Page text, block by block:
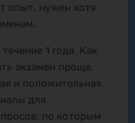
опыт, нужен хотя
1 года. Как
экзамен проще,
и положительная.
для
по которым